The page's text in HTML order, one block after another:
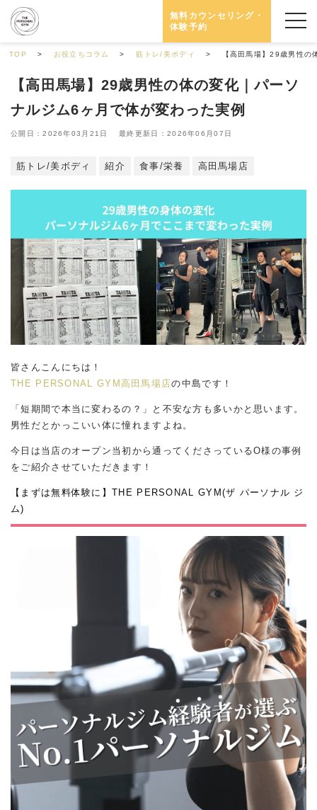
無料カウンセリング・
体験予約
TOP お役立ちコラム 筋トレ/美ボディ 【高田馬場】29歳男性
【高田馬場】29歳男性の体の変化｜パーソ
ナルジム6ヶ月で体が変わった実例
公開日：2026年03月21日 最終更新日：2026年06月07日
筋トレ/美ボディ 紹介 食事/栄養 高田馬場店
皆さんこんにちは！
THE PERSONAL GYM高田馬場店の中島です！
「短期間で本当に変わるの？」と不安な方も多いかと思います。
男性だとかっこいい体に憧れますよね。
今日は当店のオープン当初から通ってくださっているO様の事例
をご紹介させていただきます！
【まずは無料体験に】THE PERSONAL GYM(ザ パーソナル ジ
ム)